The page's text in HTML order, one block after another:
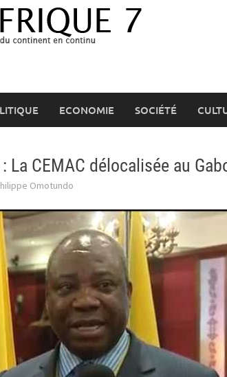
ECONOMIE SOCIÉTÉ
La CEMAC délocalisée au
Omotundo